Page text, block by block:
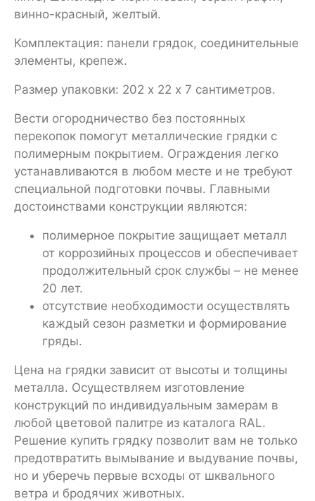
винно-красный, желтый.
Комплектация: панели грядок, соединительные
элементы, крепеж.
Размер упаковки: 202 х 22 х 7 сантиметров.
Вести огородничество без постоянных
перекопок помогут металлические грядки с
полимерным покрытием. Ограждения легко
устанавливаются в любом месте и не требуют
специальной подготовки почвы. Главными
достоинствами конструкции являются:
полимерное покрытие защищает металл
от коррозийных процессов и обеспечивает
продолжительный срок службы – не менее
20 лет.
отсутствие необходимости осуществлять
каждый сезон разметки и формирование
гряды.
Цена на грядки зависит от высоты и толщины
металла. Осуществляем изготовление
конструкций по индивидуальным замерам в
любой цветовой палитре из каталога RAL.
Решение купить грядку позволит вам не только
предотвратить вымывание и выдувание почвы,
но и уберечь первые всходы от шквального
ветра и бродячих животных.